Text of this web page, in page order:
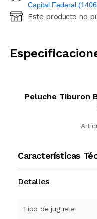
Capital Federal
Ingresá código postal
Este producto no
Peluche Tiburon
Características
Detalles
Tipo de juguete